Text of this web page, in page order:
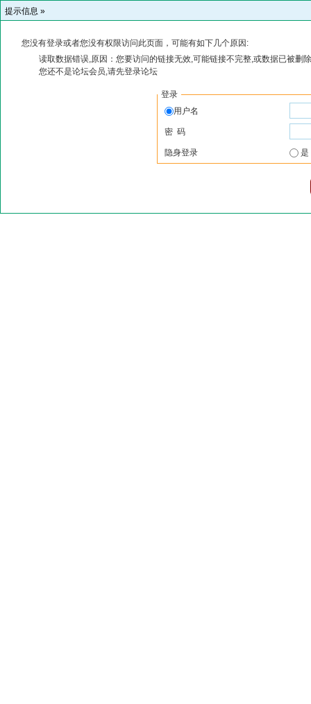
提示信息 »
您没有登录或者您没有权限访问此页面，可能有如下几个原因:
读取数据错误,原因：您要访问的链接无效,可能链接不完整,或数据已被删
您还不是论坛会员,请先登录论坛
登录
用户名
密 码
隐身登录